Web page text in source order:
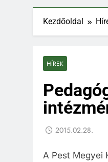
Kezdőoldal
HÍREK
2015.02.28.
A Pest Megyei